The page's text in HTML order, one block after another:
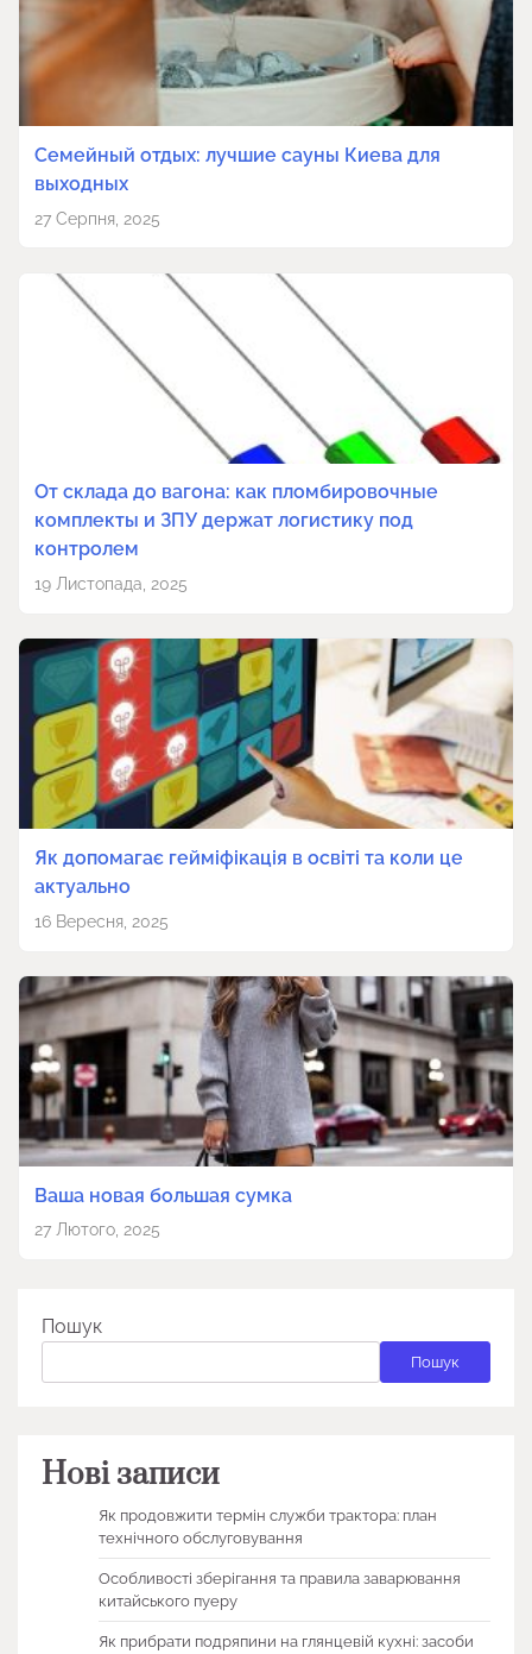
Семейный отдых: лучшие сауны Киева для
выходных
27 Серпня, 2025
От склада до вагона: как пломбировочные
комплекты и ЗПУ держат логистику под
контролем
19 Листопада, 2025
Як допомагає гейміфікація в освіті та коли це
актуально
16 Вересня, 2025
Ваша новая большая сумка
27 Лютого, 2025
Пошук
Пошук
Нові записи
Як продовжити термін служби трактора: план
технічного обслуговування
Особливості зберігання та правила заварювання
китайського пуеру
Як прибрати подряпини на глянцевій кухні: засоби